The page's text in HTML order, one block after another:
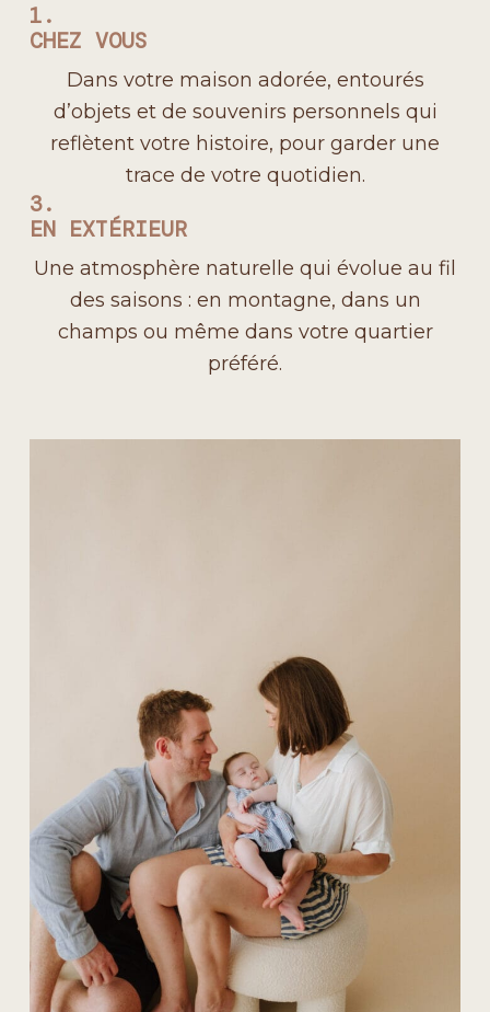
1.
CHEZ VOUS
Dans votre maison adorée, entourés
d’objets et de souvenirs personnels qui
reflètent votre histoire, pour garder une
trace de votre quotidien.
3.
EN EXTÉRIEUR
Une atmosphère naturelle qui évolue au fil
des saisons : en montagne, dans un
champs ou même dans votre quartier
préféré.